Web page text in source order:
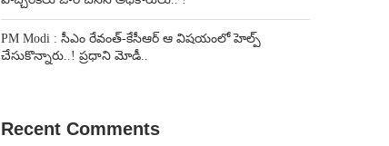
PM Modi : సీఎం రేవంత్-కేసీఆర్ ఆ విషయంలో హెల్ప్
చేసుకొన్నారు..! ప్రధాని మోడీ..
Recent Comments